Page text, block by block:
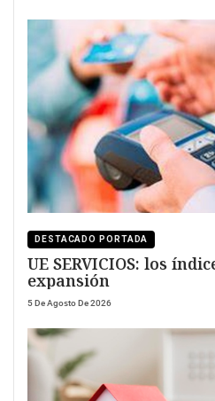
DESTACADO PORTADA
UE SERVICIOS: los
expansión
5 De Agosto De 2026